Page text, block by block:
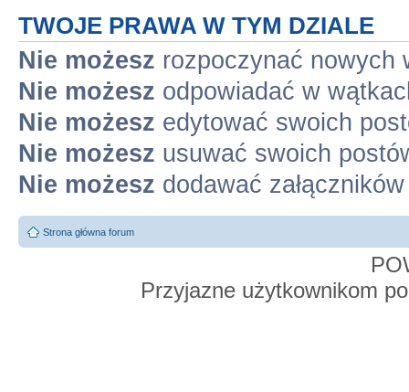
TWOJE PRAWA W TYM DZIALE
Nie możesz rozpoczynać nowych
Nie możesz odpowiadać w
Nie możesz edytować swoich
Nie możesz usuwać swoich
Nie możesz dodawać załączników
Strona główna forum
Przyjazne użytkownikom